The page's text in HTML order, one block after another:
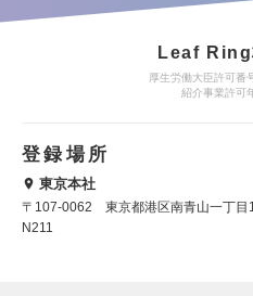
Leaf Ring
厚生労働大臣許可番
紹介事業許可
登録場所
東京本社
〒107-0062 東京都港区南青山一丁目
N211